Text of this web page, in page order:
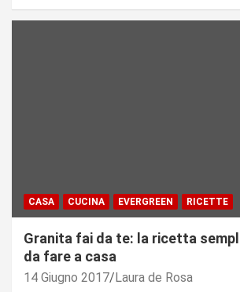
CASA CUCINA EVERGREEN RICETTE
Granita fai da te: la ricetta
da fare a casa
14 Giugno 2017 Laura de Rosa